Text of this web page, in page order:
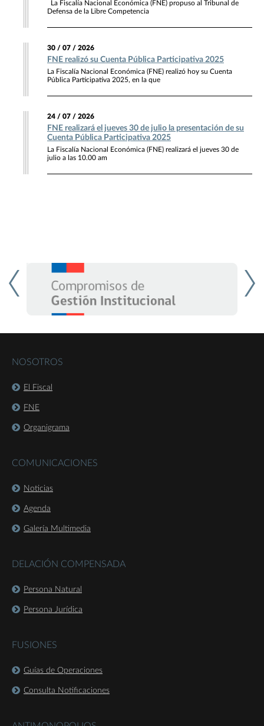
La Fiscalía Nacional Económica (FNE) propuso al Tribunal de
Defensa de la Libre Competencia
30 / 07 / 2026
FNE realizó su Cuenta Pública Participativa 2025
La Fiscalía Nacional Económica (FNE) realizó hoy su Cuenta
Pública Participativa 2025, en la que
24 / 07 / 2026
FNE realizará el jueves 30 de julio la presentación de su
Cuenta Pública Participativa 2025
La Fiscalía Nacional Económica (FNE) realizará el jueves 30 de
julio a las 10.00 am
NOSOTROS
El Fiscal
FNE
Organigrama
COMUNICACIONES
Noticias
Agenda
Galería Multimedia
DELACIÓN COMPENSADA
Persona Natural
Persona Jurídica
FUSIONES
Guías de Operaciones
Consulta Notificaciones